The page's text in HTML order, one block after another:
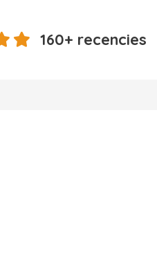
160+ recencies